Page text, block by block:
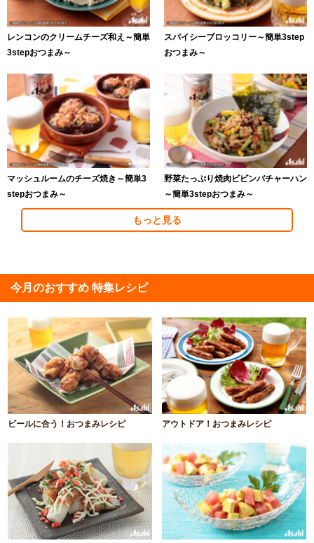
レンコンのクリームチーズ和え～簡単
3stepおつまみ～
スパイシーブロッコリー～簡単3step
おつまみ～
マッシュルームのチーズ焼き～簡単3
stepおつまみ～
野菜たっぷり焼肉ビビンバチャーハン
～簡単3stepおつまみ～
もっと見る
今月のおすすめ 特集レシピ
ビールに合う！おつまみレシピ アウトドア！おつまみレシピ